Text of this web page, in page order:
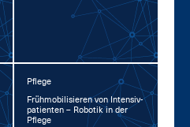
Pflege
Früh­mo­bi­li­sie­ren von In­ten­siv­
pa­ti­en­ten – Ro­bo­tik in der
Pfle­ge